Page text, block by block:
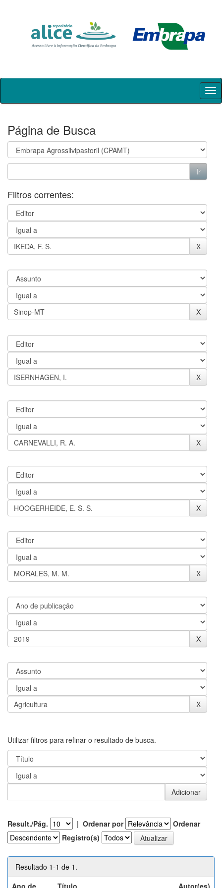
Skip
Página de Busca
Filtros correntes:
Utilizar filtros para refinar o resultado de busca.
Result./Pág. | Ordenar por
Ordenar
Registro(s)
Resultado 1-1 de 1.
Ano de
Título Autor(es)